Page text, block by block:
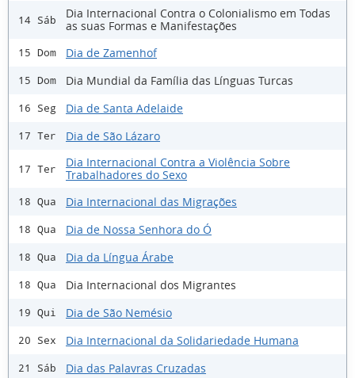
14 Sáb
Dia Internacional Contra o Colonialismo em Todas
as suas Formas e Manifestações
15 Dom Dia de Zamenhof
15 Dom Dia Mundial da Família das Línguas Turcas
16 Seg Dia de Santa Adelaide
17 Ter Dia de São Lázaro
17 Ter
Dia Internacional Contra a Violência Sobre
Trabalhadores do Sexo
18 Qua Dia Internacional das Migrações
18 Qua Dia de Nossa Senhora do Ó
18 Qua Dia da Língua Árabe
18 Qua Dia Internacional dos Migrantes
19 Qui Dia de São Nemésio
20 Sex Dia Internacional da Solidariedade Humana
21 Sáb Dia das Palavras Cruzadas